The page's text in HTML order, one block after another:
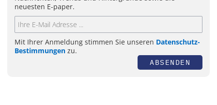
neuesten E-paper.
Mit Ihrer Anmeldung stimmen Sie unseren Datenschutz-
Bestimmungen zu.
ABSENDEN